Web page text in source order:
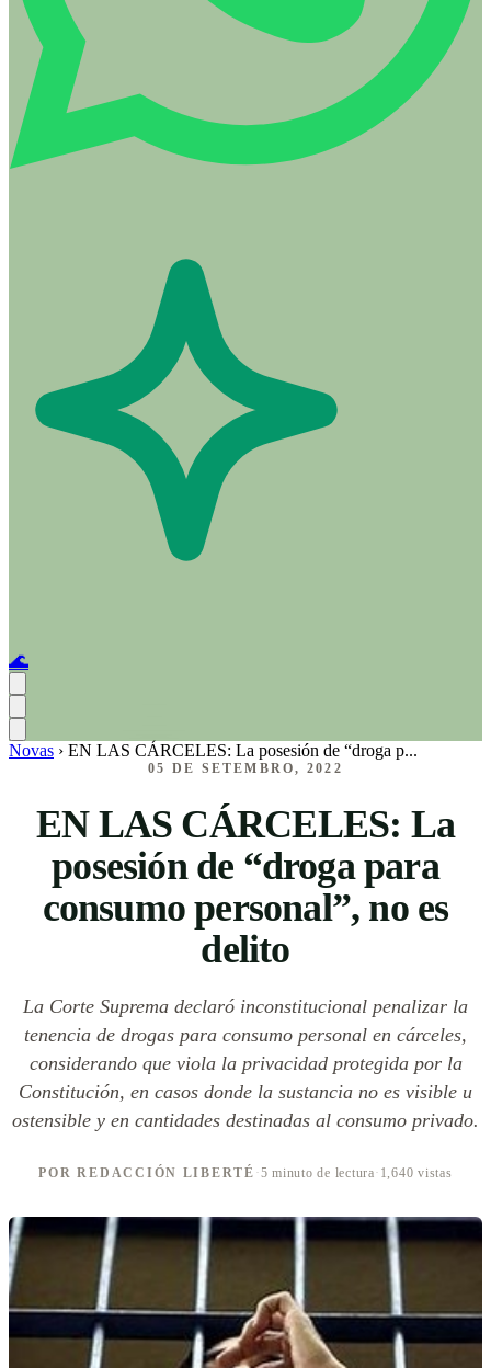
🌊
Novas › EN LAS CÁRCELES: La posesión de “droga p...
05 DE SETEMBRO, 2022
EN LAS CÁRCELES: La
posesión de “droga para
consumo personal”, no es
delito
La Corte Suprema declaró inconstitucional penalizar la
tenencia de drogas para consumo personal en cárceles,
considerando que viola la privacidad protegida por la
Constitución, en casos donde la sustancia no es visible u
ostensible y en cantidades destinadas al consumo privado.
POR REDACCIÓN LIBERTÉ ·5 minuto de lectura· 1,640 vistas